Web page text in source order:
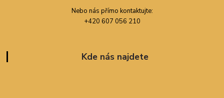
Nebo nás přímo kontaktujte:
+420 607 056 210
Kde nás najdete